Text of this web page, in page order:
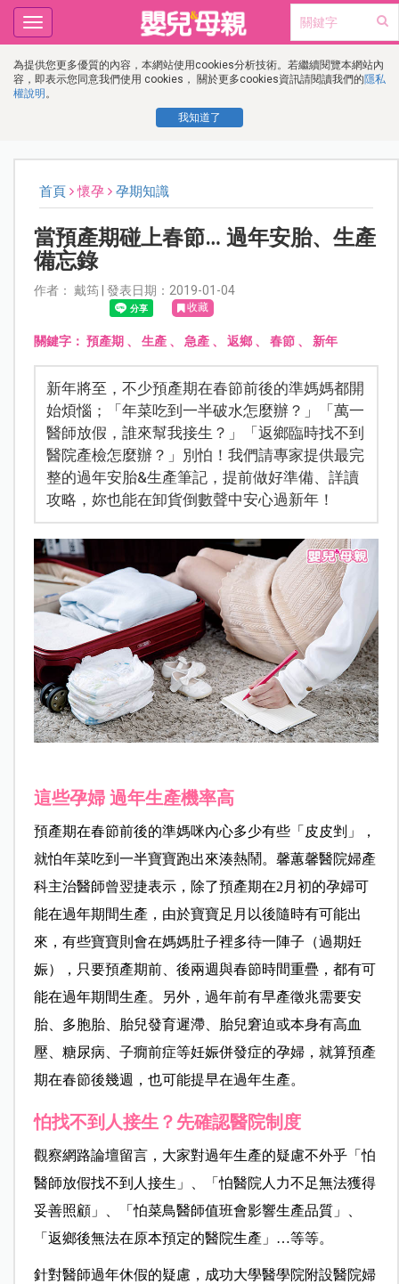
為提供您更多優質的內容，本網站使用cookies分析技術。若繼續閱覽本網站內
容，即表示您同意我們使用 cookies， 關於更多cookies資訊請閱讀我們的隱私
權說明 。
我知道了
Toggle
navigation
首頁 懷孕 孕期知識
當預產期碰上春節… 過年安胎、生產
備忘錄
作者： 戴筠 | 發表日期：2019-01-04
收藏
關鍵字： 預產期 、 生產、 急產、 返鄉、 春節、 新年
新年將至，不少預產期在春節前後的準媽媽都開
始煩惱；「年菜吃到一半破水怎麼辦？」「萬一
醫師放假，誰來幫我接生？」「返鄉臨時找不到
醫院產檢怎麼辦？」別怕！我們請專家提供最完
整的過年安胎&生產筆記，提前做好準備、詳讀
攻略，妳也能在卸貨倒數聲中安心過新年！
這些孕婦 過年生產機率高
預產期在春節前後的準媽咪內心多少有些「皮皮剉」，
就怕年菜吃到一半寶寶跑出來湊熱鬧。馨蕙馨醫院婦產
科主治醫師曾翌捷表示，除了預產期在2月初的孕婦可
能在過年期間生產，由於寶寶足月以後隨時有可能出
來，有些寶寶則會在媽媽肚子裡多待一陣子（過期妊
娠），只要預產期前、後兩週與春節時間重疊，都有可
能在過年期間生產。另外，過年前有早產徵兆需要安
胎、多胞胎、胎兒發育遲滯、胎兒窘迫或本身有高血
壓、糖尿病、子癇前症等妊娠併發症的孕婦，就算預產
期在春節後幾週，也可能提早在過年生產。
怕找不到人接生？先確認醫院制度
觀察網路論壇留言，大家對過年生產的疑慮不外乎「怕
醫師放假找不到人接生」、「怕醫院人力不足無法獲得
妥善照顧」、「怕菜鳥醫師值班會影響生產品質」、
「返鄉後無法在原本預定的醫院生產」…等等。
針對醫師過年休假的疑慮，成功大學醫學院附設醫院婦